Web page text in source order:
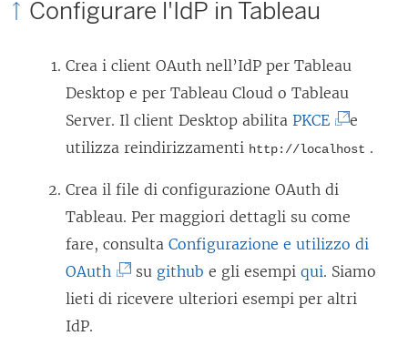
l
e
g
a
m
v
Configurare l'IdP in Tableau
Crea i client OAuth nell’IdP per Tableau
Desktop e per Tableau Cloud o Tableau
Server. Il client Desktop abilita PKCE(
I
e
utilizza reindirizzamenti http://localhost .
Crea il file di configurazione OAuth di
Tableau. Per maggiori dettagli su come
fare, consulta Configurazione e utilizzo di
OAuth
I
su github e gli esempi qui. Siamo
lieti di ricevere ulteriori esempi per altri
IdP.